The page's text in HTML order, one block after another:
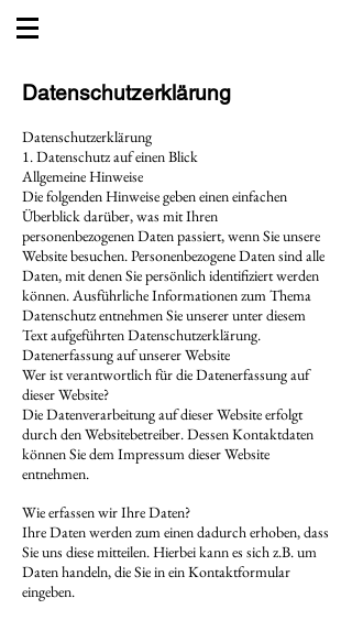
Datenschutzerklärung
Datenschutzerklärung
1. Datenschutz auf einen Blick
Allgemeine Hinweise
Die folgenden Hinweise geben einen einfachen
Überblick darüber, was mit Ihren
personenbezogenen Daten passiert, wenn Sie unsere
Website besuchen. Personenbezogene Daten sind alle
Daten, mit denen Sie persönlich identifiziert werden
können. Ausführliche Informationen zum Thema
Datenschutz entnehmen Sie unserer unter diesem
Text aufgeführten Datenschutzerklärung.
Datenerfassung auf unserer Website
Wer ist verantwortlich für die Datenerfassung auf
dieser Website?
Die Datenverarbeitung auf dieser Website erfolgt
durch den Websitebetreiber. Dessen Kontaktdaten
können Sie dem Impressum dieser Website
entnehmen.
Wie erfassen wir Ihre Daten?
Ihre Daten werden zum einen dadurch erhoben, dass
Sie uns diese mitteilen. Hierbei kann es sich z.B. um
Daten handeln, die Sie in ein Kontaktformular
eingeben.